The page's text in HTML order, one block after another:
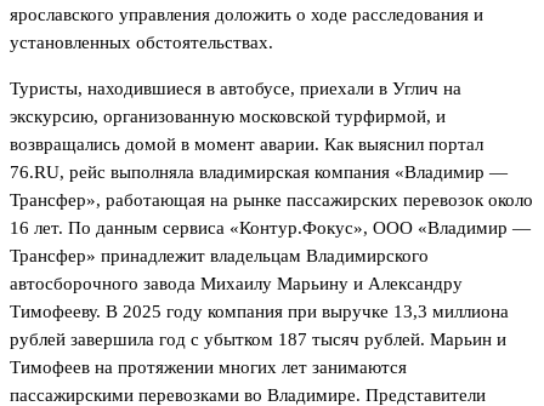
ярославского управления доложить о ходе расследования и
установленных обстоятельствах.
Туристы, находившиеся в автобусе, приехали в Углич на
экскурсию, организованную московской турфирмой, и
возвращались домой в момент аварии. Как выяснил портал
76.RU, рейс выполняла владимирская компания «Владимир —
Трансфер», работающая на рынке пассажирских перевозок около
16 лет. По данным сервиса «Контур.Фокус», ООО «Владимир —
Трансфер» принадлежит владельцам Владимирского
автосборочного завода Михаилу Марьину и Александру
Тимофееву. В 2025 году компания при выручке 13,3 миллиона
рублей завершила год с убытком 187 тысяч рублей. Марьин и
Тимофеев на протяжении многих лет занимаются
пассажирскими перевозками во Владимире. Представители